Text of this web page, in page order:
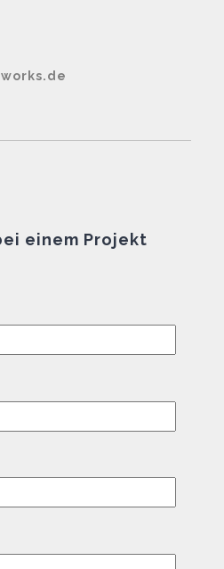
einem Projekt